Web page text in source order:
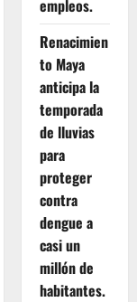
empleos.
Renacimien
to Maya
anticipa la
temporada
de lluvias
para
proteger
contra
dengue a
casi un
millón de
habitantes.